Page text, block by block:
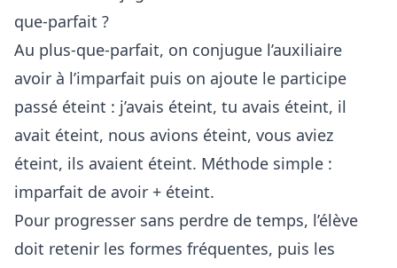
que-parfait ?
Au plus-que-parfait, on conjugue l’auxiliaire
avoir à l’imparfait puis on ajoute le participe
passé éteint : j’avais éteint, tu avais éteint, il
avait éteint, nous avions éteint, vous aviez
éteint, ils avaient éteint. Méthode simple :
imparfait de avoir + éteint.
Pour progresser sans perdre de temps, l’élève
doit retenir les formes fréquentes, puis les